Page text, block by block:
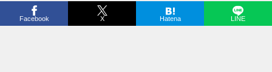
Facebook X Hatena LINE